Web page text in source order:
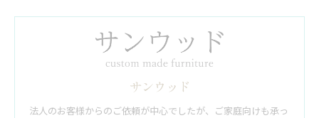
サンウッド
法人のお客様からのご依頼が中心でしたが、ご家庭向けも承っ